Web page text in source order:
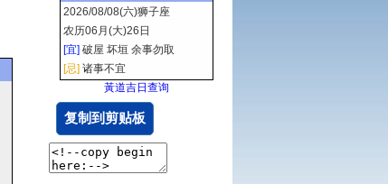
2026/08/08(六)狮子座
农历06月(大)26日
[宜] 破屋 坏垣 余事勿取
[忌] 诸事不宜
黃道吉日查询
复制到剪贴板